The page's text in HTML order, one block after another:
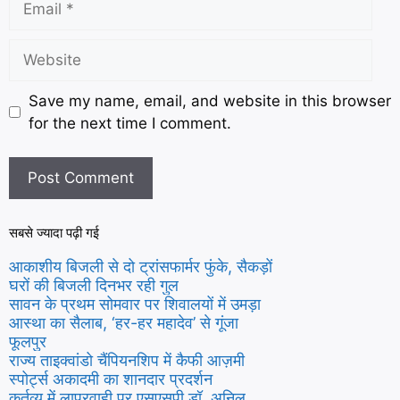
Save my name, email, and website in this browser
for the next time I comment.
सबसे ज्यादा पढ़ी गई
आकाशीय बिजली से दो ट्रांसफार्मर फुंके, सैकड़ों
घरों की बिजली दिनभर रही गुल
सावन के प्रथम सोमवार पर शिवालयों में उमड़ा
आस्था का सैलाब, ‘हर-हर महादेव’ से गूंजा
फूलपुर
राज्य ताइक्वांडो चैंपियनशिप में कैफी आज़मी
स्पोर्ट्स अकादमी का शानदार प्रदर्शन